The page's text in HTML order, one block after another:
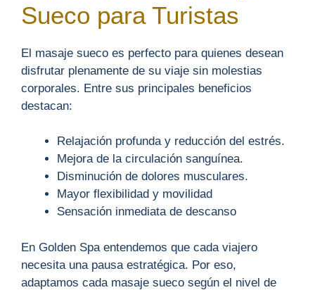
Sueco para Turistas
El masaje sueco es perfecto para quienes desean
disfrutar plenamente de su viaje sin molestias
corporales. Entre sus principales beneficios
destacan:
Relajación profunda y reducción del estrés.
Mejora de la circulación sanguínea.
Disminución de dolores musculares.
Mayor flexibilidad y movilidad
Sensación inmediata de descanso
En Golden Spa entendemos que cada viajero
necesita una pausa estratégica. Por eso,
adaptamos cada masaje sueco según el nivel de